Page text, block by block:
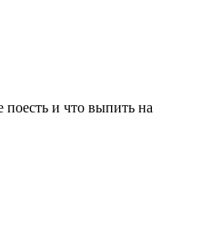
и что выпить на